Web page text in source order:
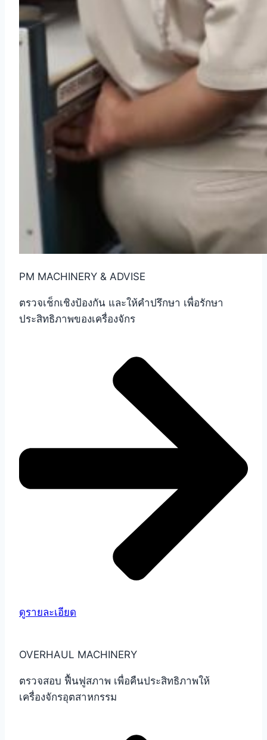
PM MACHINERY & ADVISE
ตรวจเช็กเชิงป้องกัน และให้คำปรึกษา เพื่อรักษา
ประสิทธิภาพของเครื่องจักร
ดูรายละเอียด
OVERHAUL MACHINERY
ตรวจสอบ ฟื้นฟูสภาพ เพื่อคืนประสิทธิภาพให้
เครื่องจักรอุตสาหกรรม